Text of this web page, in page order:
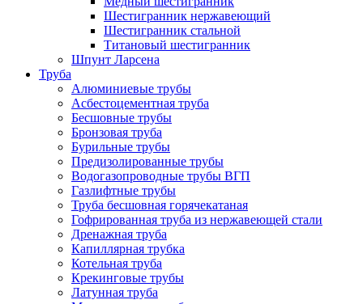
Шестигранник нержавеющий
Шестигранник стальной
Титановый шестигранник
Шпунт Ларсена
Труба
Алюминиевые трубы
Асбестоцементная труба
Бесшовные трубы
Бронзовая труба
Бурильные трубы
Предизолированные трубы
Водогазопроводные трубы ВГП
Газлифтные трубы
Труба бесшовная горячекатаная
Гофрированная труба из нержавеющей стали
Дренажная труба
Капиллярная трубка
Котельная труба
Крекинговые трубы
Латунная труба